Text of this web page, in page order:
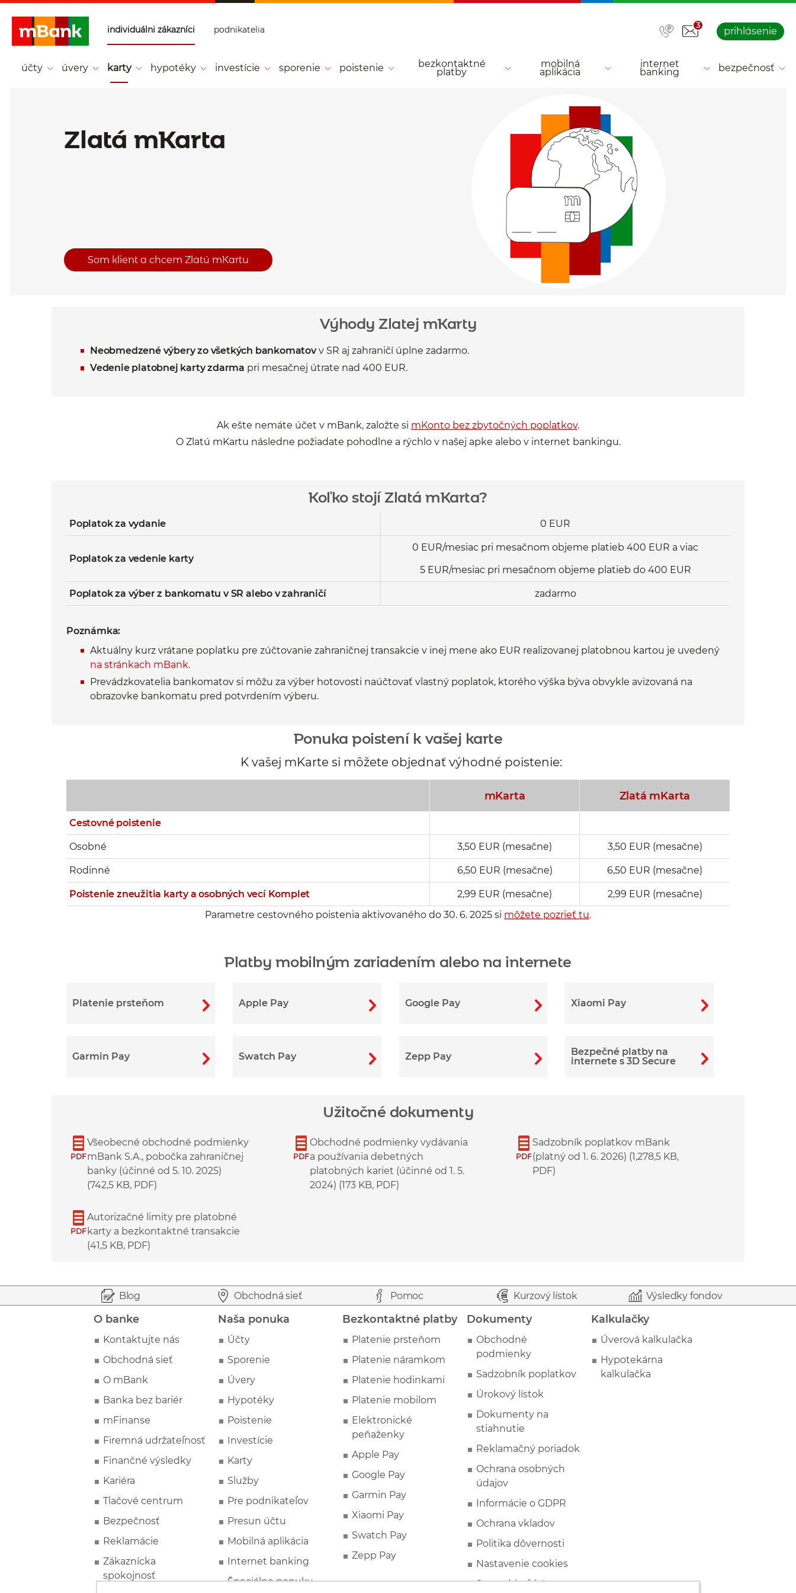
uálni zákazníci -
Hlavná stránka
individuálni zákazníci
účty úvery karty hypotéky investície sporenie poistenie bezkontaktné
platby
mobilná
aplikácia
internet
banking bezpečnosť
podnikatelia 3
prihlásenie
Zlatá mKarta
Som klient a chcem Zlatú mKartu
Výhody Zlatej mKarty
Neobmedzené výbery zo všetkých bankomatovv SR aj zahraničí úplne zadarmo.
Vedenie platobnej karty zdarma pri mesačnej útrate nad 400 EUR.
Ak ešte nemáte účet v mBank, založte si mKonto bez zbytočných poplatkov.
O Zlatú mKartu následne požiadate pohodlne a rýchlo v našej apke alebo v internet bankingu.
Koľko stojí Zlatá mKarta?
Poplatok za vydanie 0 EUR
Poplatok za vedenie karty
0 EUR/mesiac pri mesačnom objeme platieb 400 EUR a viac
5 EUR/mesiac pri mesačnom objeme platieb do 400 EUR
Poplatok za výber z bankomatu v SR alebo v zahraničí zadarmo
Poznámka:
Aktuálny kurz vrátane poplatku pre zúčtovanie zahraničnej transakcie v inej mene ako EUR realizovanej platobnou kartou je uvedený
na stránkach mBank.
Prevádzkovatelia bankomatov si môžu za výber hotovosti naúčtovať vlastný poplatok, ktorého výška býva obvykle avizovaná na
obrazovke bankomatu pred potvrdením výberu.
Ponuka poistení k vašej karte
K vašej mKarte si môžete objednať výhodné poistenie:
mKarta Zlatá mKarta
Cestovné poistenie
Osobné 3,50 EUR (mesačne) 3,50 EUR (mesačne)
Rodinné 6,50 EUR (mesačne) 6,50 EUR (mesačne)
Poistenie zneužitia kartya osobných vecí Komplet 2,99 EUR (mesačne)
2,99 EUR (mesačne)
Parametre cestovného poistenia aktivovaného do 30. 6. 2025 si môžete pozrieť tu.
Platby mobilným zariadením alebo na internete
Platenie prsteňom Apple Pay Google Pay Xiaomi Pay
Garmin Pay Swatch Pay Zepp Pay
Bezpečné platby na
internete s 3D Secure
Užitočné dokumenty
PDF
Všeobecné obchodné podmienky
mBank S.A., pobočka zahraničnej
banky (účinné od 5. 10. 2025)
(742,5 KB, PDF)
PDF
Obchodné podmienky vydávania
a používania debetných
platobných kariet (účinné od 1. 5.
2024) (173 KB, PDF)
PDF
Sadzobník poplatkov mBank
(platný od 1. 6. 2026) (1,278,5 KB,
PDF)
PDF
Autorizačné limity pre platobné
karty a bezkontaktné transakcie
(41,5 KB, PDF)
Prejsť na začiatok stránky
Preskočiť na začiatok obsahu
Blog Obchodná sieť Pomoc Kurzový lístok Výsledky fondov
O banke
Kontaktujte nás
Obchodná sieť
O mBank
Banka bez bariér
mFinanse
Firemná udržateľnosť
Finančné výsledky
Kariéra
Tlačové centrum
Bezpečnosť
Reklamácie
Zákaznícka
spokojnosť
Naša ponuka
Účty
Sporenie
Úvery
Hypotéky
Poistenie
Investície
Karty
Služby
Pre podnikateľov
Presun účtu
Mobilná aplikácia
Internet banking
Špeciálne ponuky
Bezkontaktné platby
Platenie prsteňom
Platenie náramkom
Platenie hodinkami
Platenie mobilom
Elektronické
peňaženky
Apple Pay
Google Pay
Garmin Pay
Xiaomi Pay
Swatch Pay
Zepp Pay
Dokumenty
Obchodné
podmienky
Sadzobník poplatkov
Úrokový lístok
Dokumenty na
stiahnutie
Reklamačný poriadok
Ochrana osobných
údajov
Informácie o GDPR
Ochrana vkladov
Politika dôvernosti
Nastavenie cookies
Spotrebiteľské
Kalkulačky
Úverová kalkulačka
Hypotekárna
kalkulačka